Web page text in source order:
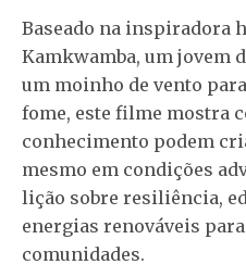
Baseado na inspiradora
Kamkwamba, um jovem
um moinho de vento
fome, este filme mostra
conhecimento podem
mesmo em condições
lição sobre resiliência,
energias renováveis
comunidades.